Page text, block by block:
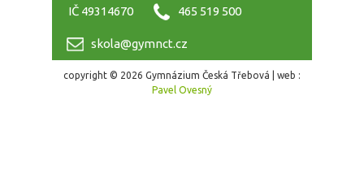
IČ 49314670 465 519 500
skola@gymnct.cz
copyright © 2026 Gymnázium Česká Třebová | web :
Pavel Ovesný